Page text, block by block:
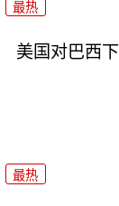
最热
美国对巴西
最热